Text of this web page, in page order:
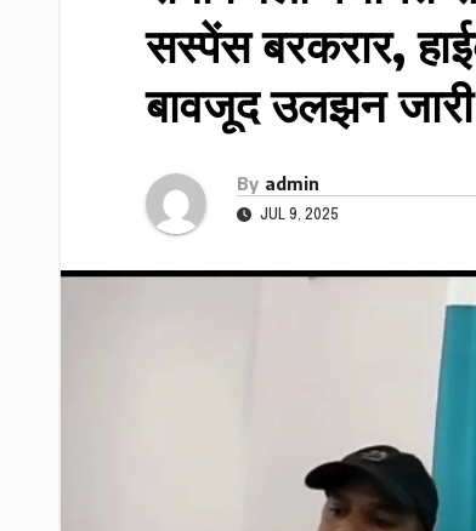
सस्पेंस बरकरार,
बावजूद उलझन जारी
By admin
JUL 9, 2025